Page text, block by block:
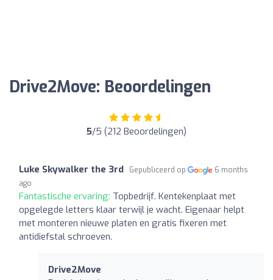
Drive2Move: Beoordelingen
5/5 (212 Beoordelingen)
Luke Skywalker the 3rd Gepubliceerd op
6 months
ago
Fantastische ervaring: Topbedrijf. Kentekenplaat met
opgelegde letters klaar terwijl je wacht. Eigenaar helpt
met monteren nieuwe platen en gratis fixeren met
antidiefstal schroeven.
Drive2Move